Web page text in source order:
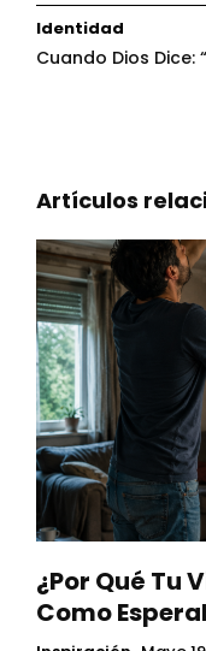
Identidad
Cuando Dios Dice:
Artículos
¿Por Qué Tu
Como